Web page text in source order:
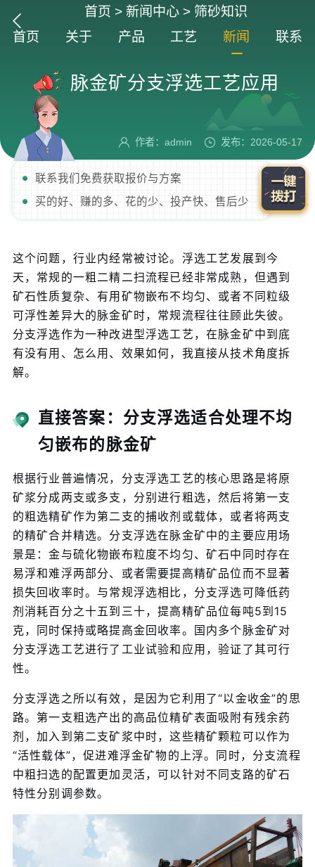
首页 > 新闻中心> 筛砂知识
首页
关于 产品 工艺 新闻 联系
脉金矿分支浮选工艺应用
作者：admin 发布：2026-05-17
联系我们免费获取报价与方案
买的好、赚的多、花的少、投产快、售后少
这个问题，行业内经常被讨论。浮选工艺发展到今
天，常规的一粗二精二扫流程已经非常成熟，但遇到
矿石性质复杂、有用矿物嵌布不均匀、或者不同粒级
可浮性差异大的脉金矿时，常规流程往往顾此失彼。
分支浮选作为一种改进型浮选工艺，在脉金矿中到底
有没有用、怎么用、效果如何，我直接从技术角度拆
解。
直接答案：分支浮选适合处理不均
匀嵌布的脉金矿
根据行业普遍情况，分支浮选工艺的核心思路是将原
矿浆分成两支或多支，分别进行粗选，然后将第一支
的粗选精矿作为第二支的捕收剂或载体，或者将两支
的精矿合并精选。分支浮选在脉金矿中的主要应用场
景是：金与硫化物嵌布粒度不均匀、矿石中同时存在
易浮和难浮两部分、或者需要提高精矿品位而不显著
损失回收率时。与常规浮选相比，分支浮选可降低药
剂消耗百分之十五到三十，提高精矿品位每吨5到15
克，同时保持或略提高金回收率。国内多个脉金矿对
分支浮选工艺进行了工业试验和应用，验证了其可行
性。
分支浮选之所以有效，是因为它利用了“以金收金”的思
路。第一支粗选产出的高品位精矿表面吸附有残余药
剂，加入到第二支矿浆中时，这些精矿颗粒可以作为
“活性载体”，促进难浮金矿物的上浮。同时，分支流程
中粗扫选的配置更加灵活，可以针对不同支路的矿石
特性分别调参数。